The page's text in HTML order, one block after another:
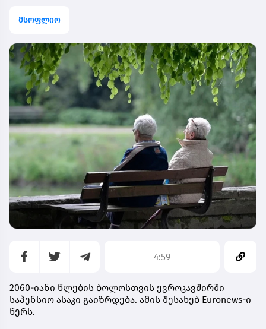
მსოფლიო
4:59
2060-იანი წლების ბოლოსთვის ევროკავშირში
საპენსიო ასაკი გაიზრდება. ამის შესახებ Euronews-ი
წერს.